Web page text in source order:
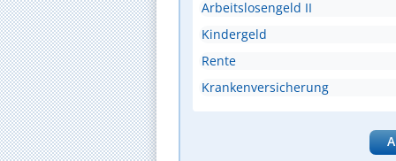
Arbeitslosengeld II
Kindergeld
Rente
Krankenversicherung